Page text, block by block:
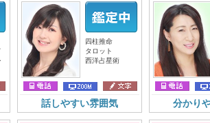
四柱推命
タロット
西洋占星術
話しやすい雰囲気 分かり